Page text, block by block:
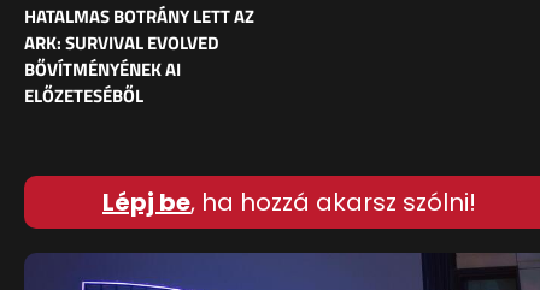
HATALMAS BOTRÁNY LETT AZ
ARK: SURVIVAL EVOLVED
BŐVÍTMÉNYÉNEK AI
ELŐZETESÉBŐL
Lépj be, ha hozzá akarsz szólni!